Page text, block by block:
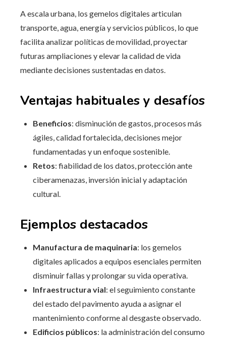
A escala urbana, los gemelos digitales articulan
transporte, agua, energía y servicios públicos, lo que
facilita analizar políticas de movilidad, proyectar
futuras ampliaciones y elevar la calidad de vida
mediante decisiones sustentadas en datos.
Ventajas habituales y desafíos
Beneficios: disminución de gastos, procesos más
ágiles, calidad fortalecida, decisiones mejor
fundamentadas y un enfoque sostenible.
Retos: fiabilidad de los datos, protección ante
ciberamenazas, inversión inicial y adaptación
cultural.
Ejemplos destacados
Manufactura de maquinaria: los gemelos
digitales aplicados a equipos esenciales permiten
disminuir fallas y prolongar su vida operativa.
Infraestructura vial: el seguimiento constante
del estado del pavimento ayuda a asignar el
mantenimiento conforme al desgaste observado.
Edificios públicos: la administración del consumo